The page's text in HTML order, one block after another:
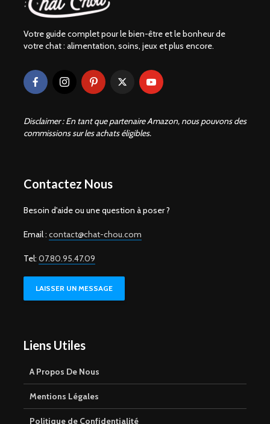
Votre guide complet pour le bien-être et le bonheur de
votre chat : alimentation, soins, jeux et plus encore.
Disclaimer : En tant que partenaire Amazon, nous pouvons des
commissions sur les achats éligibles.
Contactez Nous
Besoin d'aide ou une question à poser ?
Email : contact@chat-chou.com
Tel: 07.80.95.47.09
LAISSER UN MESSAGE
Liens Utiles
A Propos De Nous
Mentions Légales
Politique de Confidentialité